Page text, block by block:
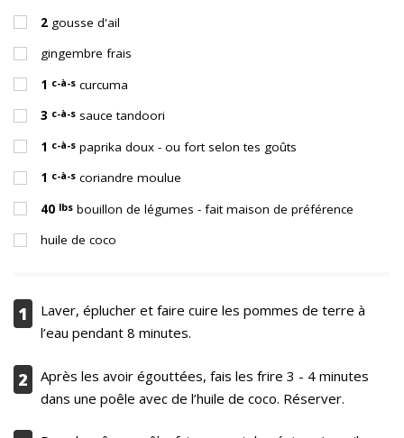
2 gousse d'ail
gingembre frais
1 c-à-s curcuma
3 c-à-s sauce tandoori
1 c-à-s paprika doux - ou fort selon tes goûts
1 c-à-s coriandre moulue
40 lbs bouillon de légumes - fait maison de préférence
huile de coco
1
Laver, éplucher et faire cuire les pommes de terre à
l’eau pendant 8 minutes.
2
Après les avoir égouttées, fais les frire 3 - 4 minutes
dans une poêle avec de l’huile de coco. Réserver.